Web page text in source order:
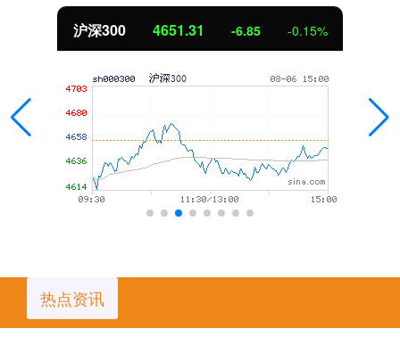
沪深300 4651.31 -6.85 -0.15%
热点资讯